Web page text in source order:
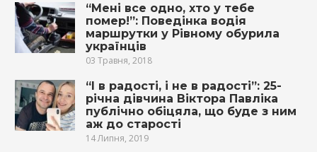
“Мені все одно, хто у тебе
помер!”: Поведінка водія
маршрутки у Рівному обурила
українців
03 Травня, 2018
“І в радості, і не в радості”: 25-
річна дівчина Віктора Павліка
публічно обіцяла, що буде з ним
аж до старості
14 Липня, 2019